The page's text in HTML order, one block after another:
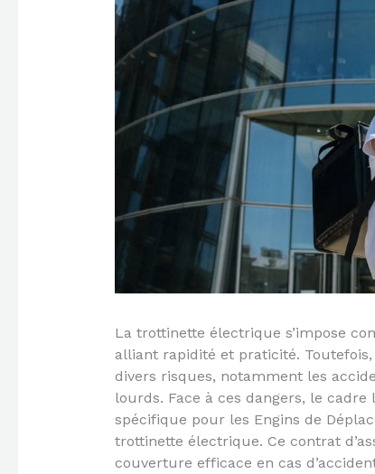
La trottinette électrique s’impose
alliant rapidité et praticité.
divers risques, notamment les
lourds. Face à ces dangers, le
spécifique pour les Engins de
trottinette électrique. Ce contrat
couverture efficace en cas